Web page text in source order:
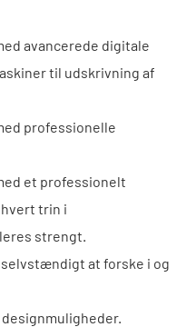
avancerede digitale
til udskrivning af
professionelle
et professionelt
trin i
strengt.
at forske i og